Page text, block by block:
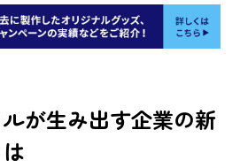
が生み出す企業の新